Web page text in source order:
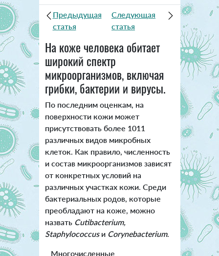
Предыдущая
статья
Следующая
статья
На коже человека обитает
широкий спектр
микроорганизмов, включая
грибки, бактерии и вирусы.
По последним оценкам, на
поверхности кожи может
присутствовать более 1011
различных видов микробных
клеток. Как правило, численность
и состав микроорганизмов зависят
от конкретных условий на
различных участках кожи. Среди
бактериальных родов, которые
преобладают на коже, можно
назвать Cutibacterium,
Staphylococcusи Corynebacterium.
Многочисленные